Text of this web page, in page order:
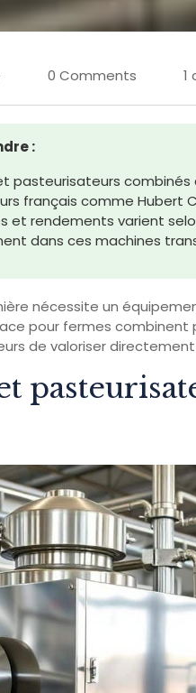
0 Comments 1
:
pasteurisateurs
français comme
et rendements varient
dans ces machines
nécessite un
pour fermes
de valoriser directement